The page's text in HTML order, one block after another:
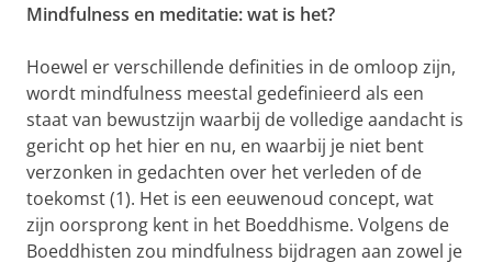
Mindfulness en meditatie: wat is het?
Hoewel er verschillende definities in de omloop zijn,
wordt mindfulness meestal gedefinieerd als een
staat van bewustzijn waarbij de volledige aandacht is
gericht op het hier en nu, en waarbij je niet bent
verzonken in gedachten over het verleden of de
toekomst (1). Het is een eeuwenoud concept, wat
zijn oorsprong kent in het Boeddhisme. Volgens de
Boeddhisten zou mindfulness bijdragen aan zowel je